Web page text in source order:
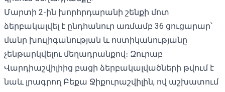
Մարտի 2-ին խորհրդարանի շենքի մոտ
ձերբակալվել է ընդհանուր առմամբ 36 ցուցարար՝
մանր խուլիգանության և ոստիկանությանը
չենթարկվելու մեղադրանքով։ Զուրաբ
Վարդիաշվիլիից բացի ձերբակալվածների թվում է
նաև լրագրող Բեքա Ջիքուրաշվիլին, ով աշխատում